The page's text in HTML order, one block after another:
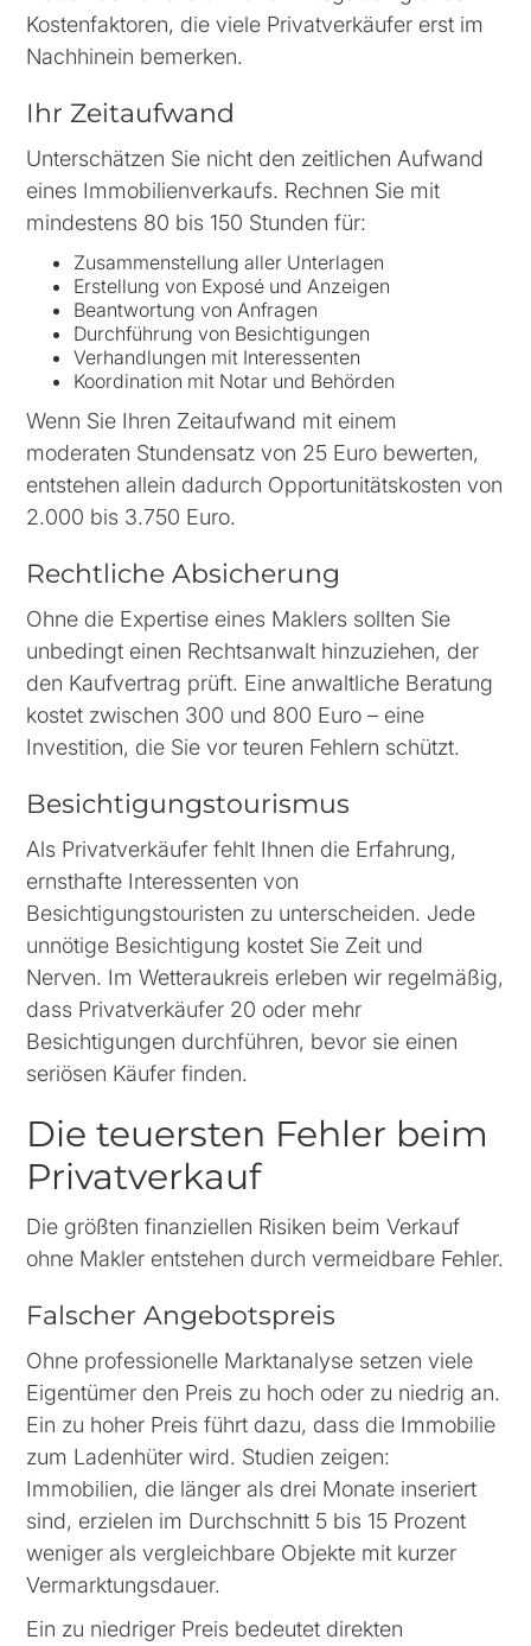
Kostenfaktoren, die viele Privatverkäufer erst im
Nachhinein bemerken.
Ihr Zeitaufwand
Unterschätzen Sie nicht den zeitlichen Aufwand
eines Immobilienverkaufs. Rechnen Sie mit
mindestens 80 bis 150 Stunden für:
Zusammenstellung aller Unterlagen
Erstellung von Exposé und Anzeigen
Beantwortung von Anfragen
Durchführung von Besichtigungen
Verhandlungen mit Interessenten
Koordination mit Notar und Behörden
Wenn Sie Ihren Zeitaufwand mit einem
moderaten Stundensatz von 25 Euro bewerten,
entstehen allein dadurch Opportunitätskosten von
2.000 bis 3.750 Euro.
Rechtliche Absicherung
Ohne die Expertise eines Maklers sollten Sie
unbedingt einen Rechtsanwalt hinzuziehen, der
den Kaufvertrag prüft. Eine anwaltliche Beratung
kostet zwischen 300 und 800 Euro – eine
Investition, die Sie vor teuren Fehlern schützt.
Besichtigungstourismus
Als Privatverkäufer fehlt Ihnen die Erfahrung,
ernsthafte Interessenten von
Besichtigungstouristen zu unterscheiden. Jede
unnötige Besichtigung kostet Sie Zeit und
Nerven. Im Wetteraukreis erleben wir regelmäßig,
dass Privatverkäufer 20 oder mehr
Besichtigungen durchführen, bevor sie einen
seriösen Käufer finden.
Die teuersten Fehler beim
Privatverkauf
Die größten finanziellen Risiken beim Verkauf
ohne Makler entstehen durch vermeidbare Fehler.
Falscher Angebotspreis
Ohne professionelle Marktanalyse setzen viele
Eigentümer den Preis zu hoch oder zu niedrig an.
Ein zu hoher Preis führt dazu, dass die Immobilie
zum Ladenhüter wird. Studien zeigen:
Immobilien, die länger als drei Monate inseriert
sind, erzielen im Durchschnitt 5 bis 15 Prozent
weniger als vergleichbare Objekte mit kurzer
Vermarktungsdauer.
Ein zu niedriger Preis bedeutet direkten